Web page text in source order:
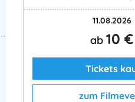
11.08.2026
ab 10 €
Tickets
zum